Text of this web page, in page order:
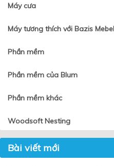
Máy cưa
Máy tương thích với Bazis
Phần mềm
Phần mềm của Blum
Phần mềm khác
Woodsoft Nesting
Bài viết mới